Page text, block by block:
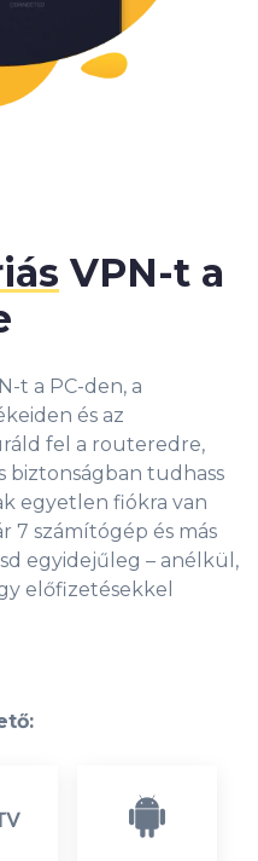
VPN-t a
t a PC-den, a
és az
fel a routeredre,
biztonságban tudhass
egyetlen fiókra van
7 számítógép és más
egyidejűleg – anélkül,
előfizetésekkel